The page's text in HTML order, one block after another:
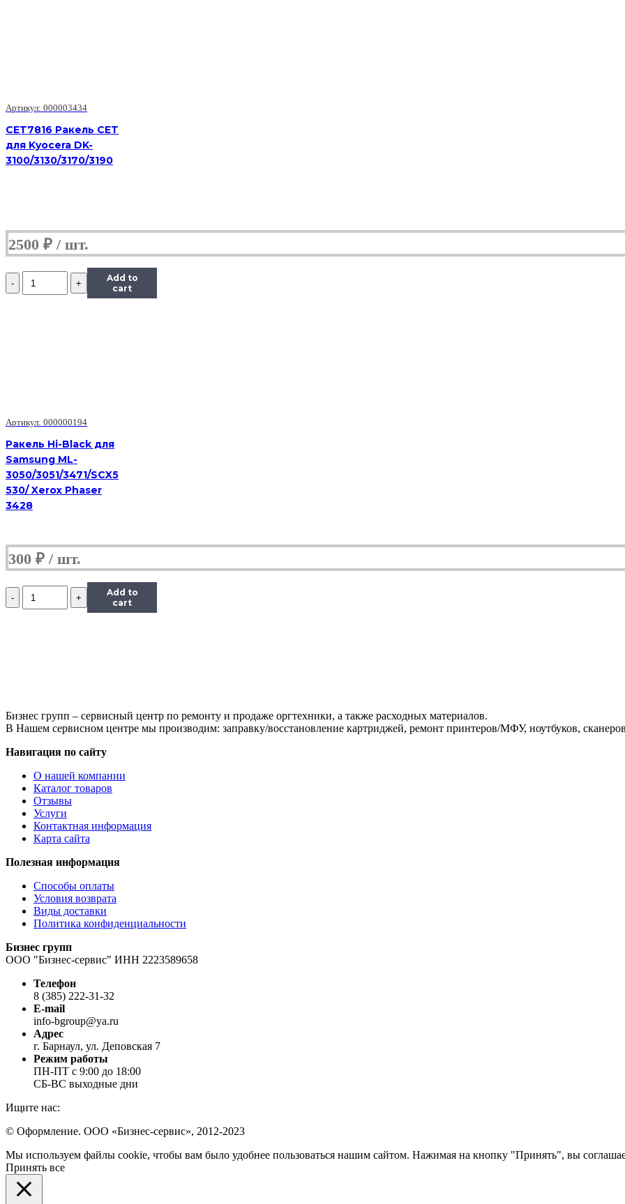
Артикул: 000003434
CET7816 Ракель CET
для Kyocera DK-
3100/3130/3170/3190
2500 ₽
Количество
Ракель
Add to
cart
Артикул: 000000194
Ракель Hi-Black для
Samsung ML-
3050/3051/3471/SCX5
530/ Xerox Phaser
3428
300 ₽
Количество
Ракель
Add to
cart
Бизнес групп – сервисный центр по ремонту и продаже оргтехники, а также расходных материалов.
В Нашем сервисном центре мы производим: заправку/восстановление картриджей, ремонт принтеров/МФУ, ноутбуков,
Навигация по сайту
О нашей компании
Каталог товаров
Отзывы
Услуги
Контактная информация
Карта сайта
Полезная информация
Способы оплаты
Условия возврата
Виды доставки
Политика конфиденциальности
Бизнес групп
ООО "Бизнес-сервис" ИНН 2223589658
Телефон
8 (385) 222-31-32
E-mail
info-bgroup@ya.ru
Адрес
г. Барнаул, ул. Деповская 7
Режим работы
ПН-ПТ с 9:00 до 18:00
СБ-ВС выходные дни
Ищите нас:
Страница
открывается
в
новом
окне
Страница
открывается
в
новом
окне
Страница
открывается
в
новом
окне
© Оформление. ООО «Бизнес-сервис», 2012-2023
Вверх
Мы используем файлы cookie, чтобы вам было удобнее пользоваться нашим сайтом. Нажимая на кнопку "Принять", вы
Принять все